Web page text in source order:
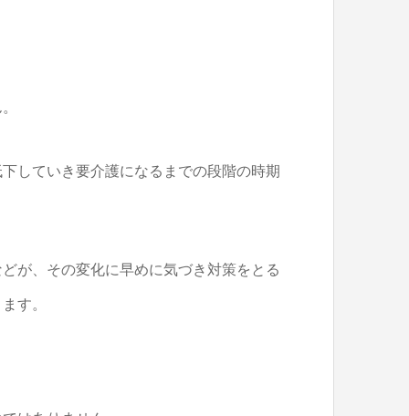
していき要介護になるまでの段階の時期
が、その変化に早めに気づき対策をとる
す。